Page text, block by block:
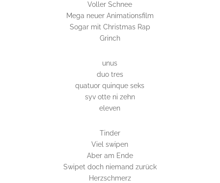
Voller Schnee
Mega neuer Animationsfilm
Sogar mit Christmas Rap
Grinch
unus
duo tres
quatuor quinque seks
syv otte ni zehn
eleven
Tinder
Viel swipen
Aber am Ende
Swipet doch niemand zurück
Herzschmerz